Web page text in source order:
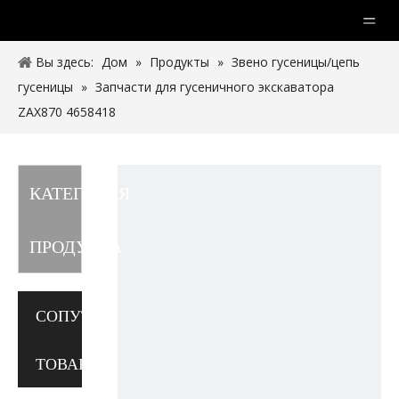
Вы здесь: Дом » Продукты » Звено гусеницы/цепь
гусеницы » Запчасти для гусеничного экскаватора
ZAX870 4658418
КАТЕГОРИЯ
ПРОДУКТА
СОПУТСТВУЮЩИЕ
ТОВАРЫ